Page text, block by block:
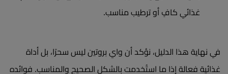
غذائي كافٍ أو ترطيب مناسب.
في نهاية هذا الدليل، نؤكد أن واي بروتين ليس سحرًا، بل أداة
غذائية فعالة إذا ما استُخدمت بالشكل الصحيح والمناسب. فوائده